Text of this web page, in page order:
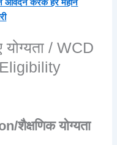
आवेदन करके हर महीने
योग्यता / WCD
योग्यता